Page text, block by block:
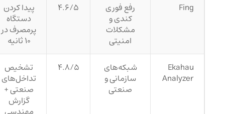
Fing
رفع فوری
کندی و
مشکلات
امنیتی
۴.۶/۵ پیدا کردن
دستگاه
پرمصرف در
۱۰ ثانیه
Ekahau
Analyzer
شبکه‌های
سازمانی و
صنعتی
۴.۸/۵ تشخیص
تداخل‌های
صنعتی +
گزارش